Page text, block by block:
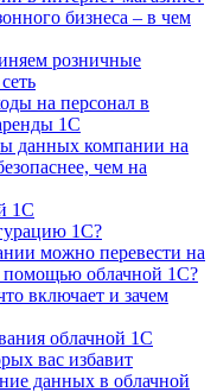
бизнеса – в чем
розничные
на персонал в
1С
данных компании на
чем на
1С
1С?
можно перевести на
помощью облачной 1С?
включает и зачем
облачной 1С
вас избавит
данных в облачной